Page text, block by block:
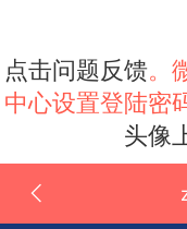
点击问题反馈。
中心设置登陆密
头像